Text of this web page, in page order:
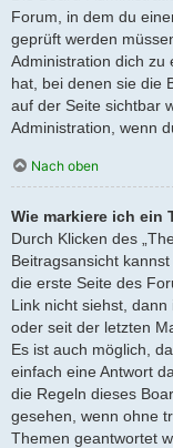
Forum, in dem du
geprüft werden
Administration dich zu
hat, bei denen sie die
auf der Seite sichtbar
Administration, wenn
Nach oben
Wie markiere ich ein
Durch Klicken des
Beitragsansicht
die erste Seite des
Link nicht siehst,
oder seit der letzten
Es ist auch möglich,
einfach eine Antwort
die Regeln dieses
gesehen, wenn ohne
Themen geantwortet